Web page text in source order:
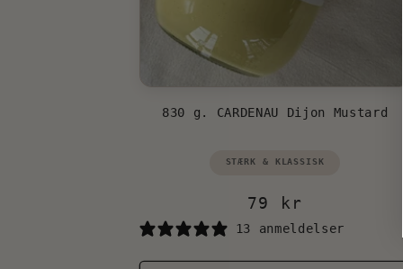
830 g. CARDENAU Dijon Mustard
STÆRK & KLASSISK
Regular
price
79 kr
13 anmeldelser